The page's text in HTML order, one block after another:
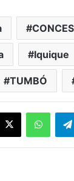
Iquique
TUMBÓ
X